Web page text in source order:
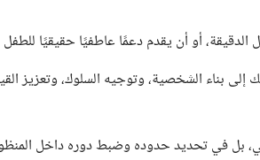
أو أن يقدم دعمًا عاطفيًا حقيقيًا للطفل
إلى بناء الشخصية، وتوجيه السلوك، وتعزيز
بل في تحديد حدوده وضبط دوره داخل